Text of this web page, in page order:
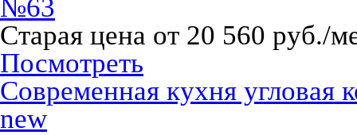
№63
Старая цена от 20 560 руб./
Посмотреть
Современная кухня угловая
new